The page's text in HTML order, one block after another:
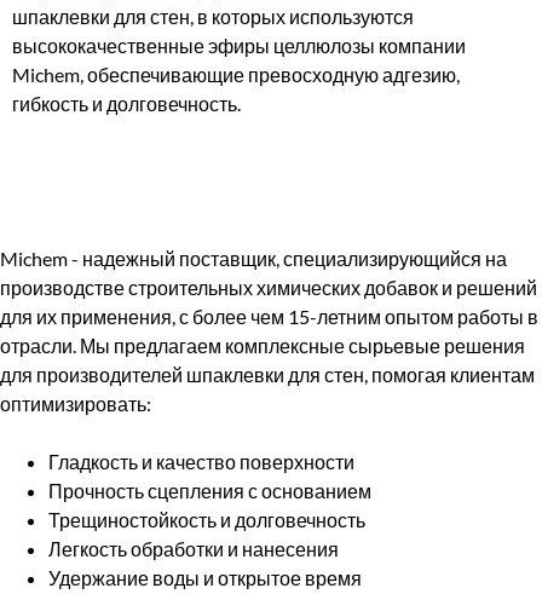
шпаклевки для стен, в которых используются
высококачественные эфиры целлюлозы компании
Michem, обеспечивающие превосходную адгезию,
гибкость и долговечность.
Michem - надежный поставщик, специализирующийся на
производстве строительных химических добавок и решений
для их применения, с более чем 15-летним опытом работы в
отрасли. Мы предлагаем комплексные сырьевые решения
для производителей шпаклевки для стен, помогая клиентам
оптимизировать:
Гладкость и качество поверхности
Прочность сцепления с основанием
Трещиностойкость и долговечность
Легкость обработки и нанесения
Удержание воды и открытое время